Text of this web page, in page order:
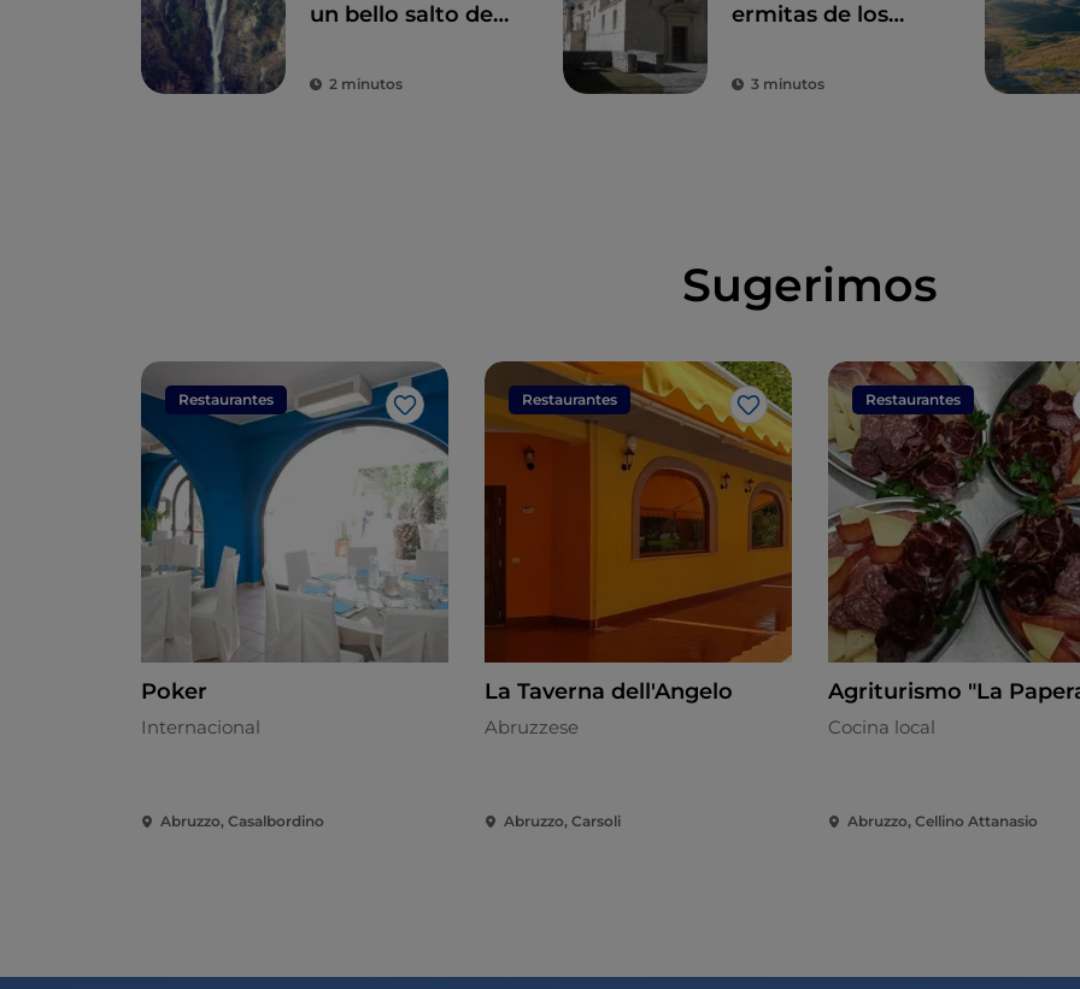
un bello salto de
Apeninos
2 minutos
ermitas de los
espectaculares
3 minutos
Sugerimos
Restaurantes
Me gusta
Poker
Internacional
Abruzzo, Casalbordino
Restaurantes
Me gusta
La Taverna dell'Angelo
Abruzzese
Abruzzo, Carsoli
Restaurantes
Agriturismo "La
Cocina local
Abruzzo, Cellino Attanasio